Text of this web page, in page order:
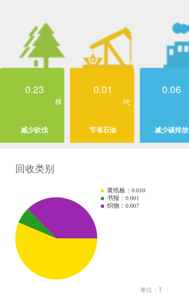
0.23
棵
减少砍伐
0.01
吨
节省石油
0.06
减少碳排放
回收类别